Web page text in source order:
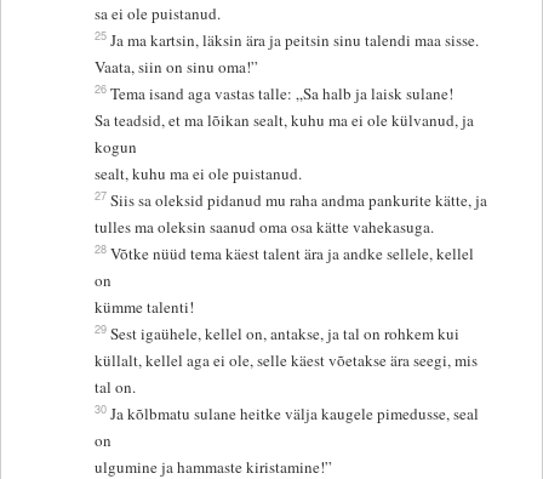
sa ei ole puistanud.
25 Ja ma kartsin, läksin ära ja peitsin sinu talendi maa sisse.
Vaata, siin on sinu oma!”
26 Tema isand aga vastas talle: „Sa halb ja laisk sulane!
Sa teadsid, et ma lõikan sealt, kuhu ma ei ole külvanud, ja
kogun
sealt, kuhu ma ei ole puistanud.
27 Siis sa oleksid pidanud mu raha andma pankurite kätte, ja
tulles ma oleksin saanud oma osa kätte vahekasuga.
28 Võtke nüüd tema käest talent ära ja andke sellele, kellel
on
kümme talenti!
29 Sest igaühele, kellel on, antakse, ja tal on rohkem kui
küllalt, kellel aga ei ole, selle käest võetakse ära seegi, mis
tal on.
30 Ja kõlbmatu sulane heitke välja kaugele pimedusse, seal
on
ulgumine ja hammaste kiristamine!”